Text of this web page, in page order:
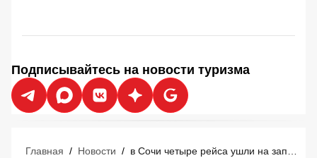
Подписывайтесь на новости туризма
Главная / Новости /